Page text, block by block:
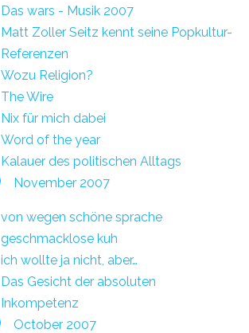
Das wars - Musik 2007
Matt Zoller Seitz kennt seine Popkultur-
Referenzen
Wozu Religion?
The Wire
Nix für mich dabei
Word of the year
Kalauer des politischen Alltags
November 2007
von wegen schöne sprache
geschmacklose kuh
ich wollte ja nicht, aber…
Das Gesicht der absoluten
Inkompetenz
October 2007